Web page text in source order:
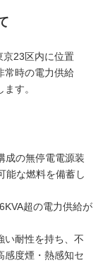
京23区内に位置
常時の電力供給
す。
成の無停電電源装
能な燃料を備蓄し
超の電力供給が
い耐性を持ち、不
感度煙・熱感知セ